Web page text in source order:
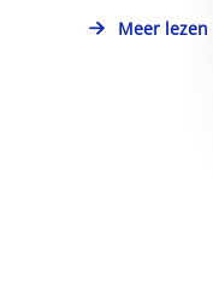
Meer lezen